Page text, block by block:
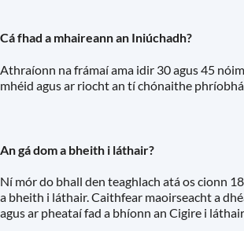
Cá fhad a mhaireann an Iniúchadh?
Athraíonn na frámaí ama idir 30 agus 45
mhéid agus ar riocht an tí chónaithe
An gá dom a bheith i láthair?
Ní mór do bhall den teaghlach atá os cionn
a bheith i láthair. Caithfear maoirseacht a
agus ar pheataí fad a bhíonn an Cigire i